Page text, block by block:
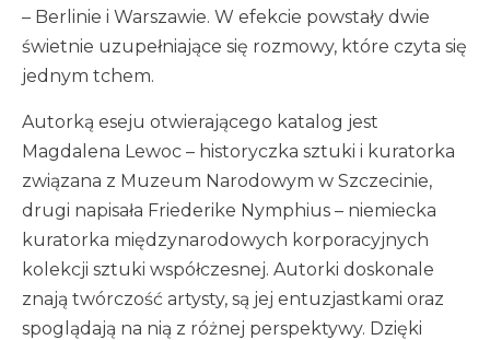
– Berlinie i Warszawie. W efekcie powstały dwie
świetnie uzupełniające się rozmowy, które czyta się
jednym tchem.
Autorką eseju otwierającego katalog jest
Magdalena Lewoc – historyczka sztuki i kuratorka
związana z Muzeum Narodowym w Szczecinie,
drugi napisała Friederike Nymphius – niemiecka
kuratorka międzynarodowych korporacyjnych
kolekcji sztuki współczesnej. Autorki doskonale
znają twórczość artysty, są jej entuzjastkami oraz
spoglądają na nią z różnej perspektywy. Dzięki